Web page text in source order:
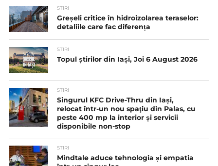
STIRI
Greșeli critice în hidroizolarea teraselor:
detaliile care fac diferența
STIRI
Topul știrilor din Iași, Joi 6 August 2026
STIRI
Singurul KFC Drive-Thru din Iași,
relocat într-un nou spaţiu din Palas, cu
peste 400 mp la interior și servicii
disponibile non-stop
STIRI
Mindtale aduce tehnologia și empatia